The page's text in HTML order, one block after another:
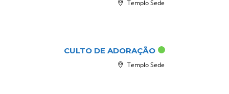
Templo Sede
CULTO DE ADORAÇÃO
Templo Sede